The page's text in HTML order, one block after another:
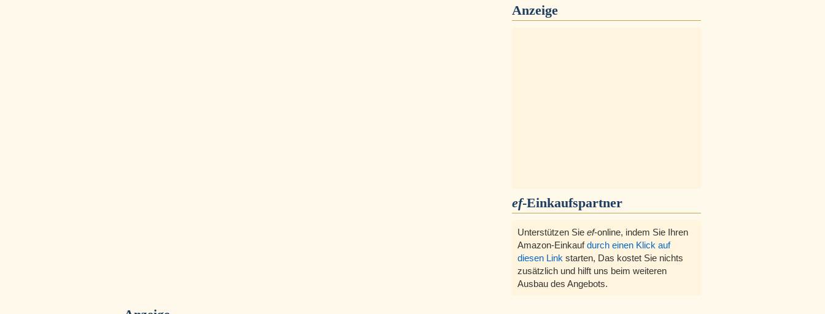
Anzeige
ef-Einkaufspartner
Unterstützen Sie ef-online, indem Sie Ihren
Amazon-Einkaufdurch einen Klick auf
diesen Link starten, Das kostet Sie nichts
zusätzlich und hilft uns beim weiteren
Ausbau des Angebots.